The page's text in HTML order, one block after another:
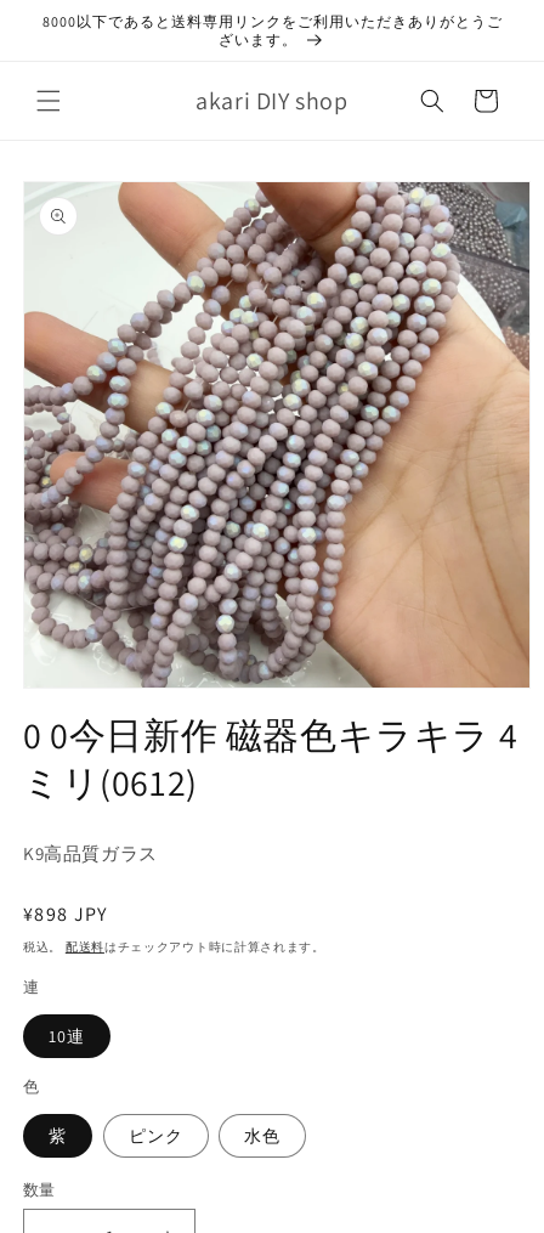
ンツに
8000以下であると送料専用リンクをご利用いただきありがとうご
ざいます。
akari DIY shop
ー
商品情
報にス
キップ
ダ
で
ィ
を
く
0 0今日新作 磁器色キラキラ 4
ミリ(0612)
K9高品質ガラス
通
常
格
¥898 JPY
税込。 配送料はチェックアウト時に計算されます。
連
10連
色
紫 ピンク 水色
数
数量